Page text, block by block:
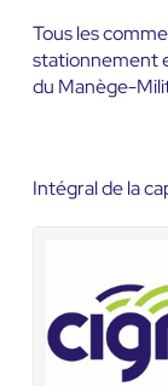
Tous les
stationnement
du Manège-
Intégral de la